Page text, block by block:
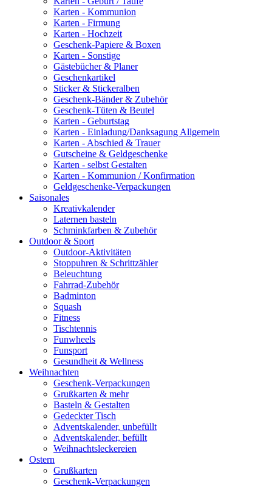
Karten - Kommunion
Karten - Firmung
Karten - Hochzeit
Geschenk-Papiere & Boxen
Karten - Sonstige
Gästebücher & Planer
Geschenkartikel
Sticker & Stickeralben
Geschenk-Bänder & Zubehör
Geschenk-Tüten & Beutel
Karten - Geburtstag
Karten - Einladung/Danksagung Allgemein
Karten - Abschied & Trauer
Gutscheine & Geldgeschenke
Karten - selbst Gestalten
Karten - Kommunion / Konfirmation
Geldgeschenke-Verpackungen
Saisonales
Kreativkalender
Laternen basteln
Schminkfarben & Zubehör
Outdoor & Sport
Outdoor-Aktivitäten
Stoppuhren & Schrittzähler
Beleuchtung
Fahrrad-Zubehör
Badminton
Squash
Fitness
Tischtennis
Funwheels
Funsport
Gesundheit & Wellness
Weihnachten
Geschenk-Verpackungen
Grußkarten & mehr
Basteln & Gestalten
Gedeckter Tisch
Adventskalender, unbefüllt
Adventskalender, befüllt
Weihnachtsleckereien
Ostern
Grußkarten
Geschenk-Verpackungen